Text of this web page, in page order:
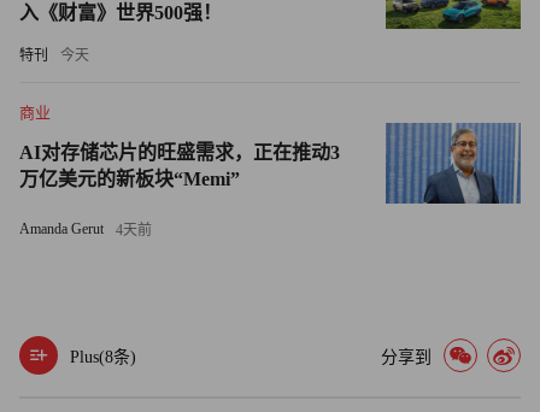
业。”道格拉斯说。
盈利才会持续投入。他说，“这些模型越能精准预测用户的
购买意向，产品的成本就越低。如果能提升营销效率，最终
会以更低售价的形式惠及消费者。”
那么，对外出售算力是否会让Meta更像亚马逊或微软（这两
“业内普遍认为，Meta今年将成为全球最大的广告公司，而
入《财富》世界500强！
特刊 今天
商业
AI对存储芯片的旺盛需求，正在推动3
万亿美元的新板块“Memi”
Amanda Gerut 4天前
Plus(8条) 分享到